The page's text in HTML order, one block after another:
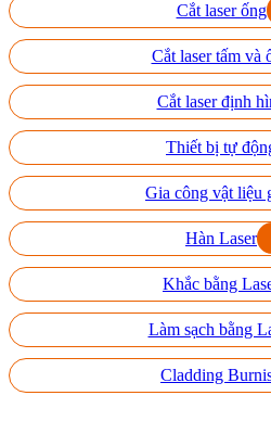
Cắt laser ống
Cắt laser tấm và
Cắt laser định
Thiết bị tự
Gia công vật liệu
Hàn Laser
Khắc bằng
Làm sạch bằng
Cladding